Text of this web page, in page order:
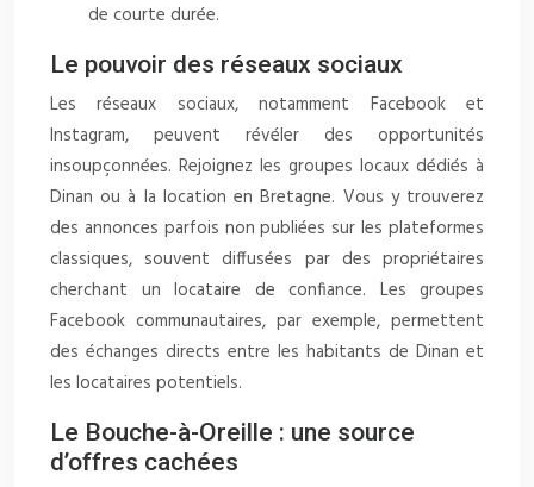
de courte durée.
Le pouvoir des réseaux sociaux
Les réseaux sociaux, notamment Facebook et
Instagram, peuvent révéler des opportunités
insoupçonnées. Rejoignez les groupes locaux dédiés à
Dinan ou à la location en Bretagne. Vous y trouverez
des annonces parfois non publiées sur les plateformes
classiques, souvent diffusées par des propriétaires
cherchant un locataire de confiance. Les groupes
Facebook communautaires, par exemple, permettent
des échanges directs entre les habitants de Dinan et
les locataires potentiels.
Le Bouche-à-Oreille : une source
d’offres cachées